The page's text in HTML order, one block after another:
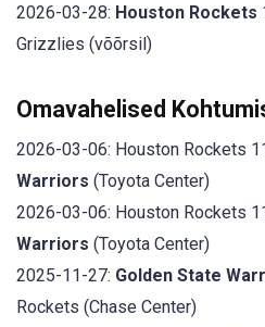
2026-03-28: Houston Rockets
Grizzlies (võõrsil)
Omavahelised
2026-03-06: Houston Rockets
Warriors (Toyota Center)
2026-03-06: Houston Rockets
Warriors (Toyota Center)
2025-11-27: Golden State
Rockets (Chase Center)